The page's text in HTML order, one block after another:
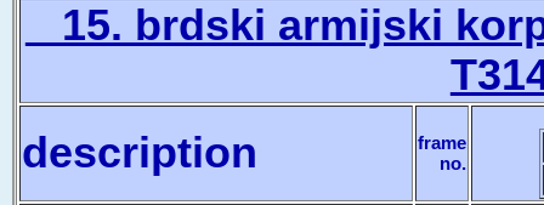
15. brdski armijski
description
frame
no.